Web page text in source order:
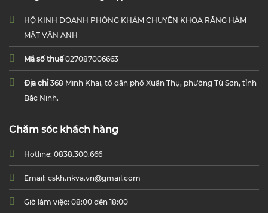
HỘ KINH DOANH PHÒNG KHÁM CHUYÊN KHOA RĂNG HÀM
MẶT VÂN ANH
Mã số thuế027087006663
Địa chỉ368 Minh Khai, tổ dân phố Xuân Thụ, phường Từ Sơn, tỉnh
Bắc Ninh.
Chăm sóc khách hàng
Hotline: 0838.300.666
Email: cskh.nkva.vn@gmail.com
Giờ làm việc: 08:00 đến 18:00